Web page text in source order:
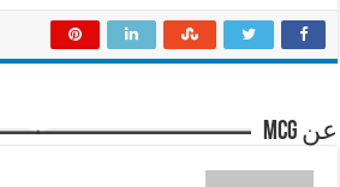
عن mcg